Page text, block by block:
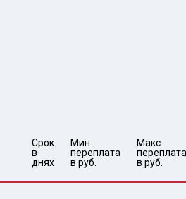
Срок
в
днях
Мин.
переплата
в руб.
Макс.
переплата
в руб.